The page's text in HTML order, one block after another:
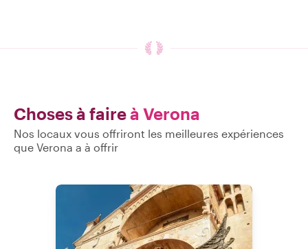
Choses à faireà Verona
Nos locaux vous offriront les meilleures expériences
que Verona a à offrir